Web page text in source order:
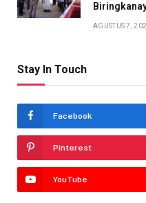
AGUSTUS 7,
Stay In Touch
Facebook
Pinterest
YouTube